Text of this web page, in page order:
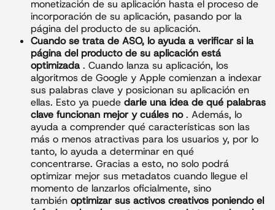
monetización de su aplicación hasta el proceso de
incorporación de su aplicación, pasando por la
página del producto de su aplicación.
Cuando se trata de ASO, lo ayuda a verificar si la
página del producto de su aplicación está
optimizada . Cuando lanza su aplicación, los
algoritmos de Google y Apple comienzan a indexar
sus palabras clave y posicionan su aplicación en
ellas. Esto ya puede darle una idea de qué palabras
clave funcionan mejor y cuáles no. Además, lo
ayuda a comprender qué características son las
más o menos atractivas para los usuarios y, por lo
tanto, lo ayuda a determinar en qué
concentrarse. Gracias a esto, no solo podrá
optimizar mejor sus metadatos cuando llegue el
momento de lanzarlos oficialmente, sino
también optimizar sus activos creativos poniendo el